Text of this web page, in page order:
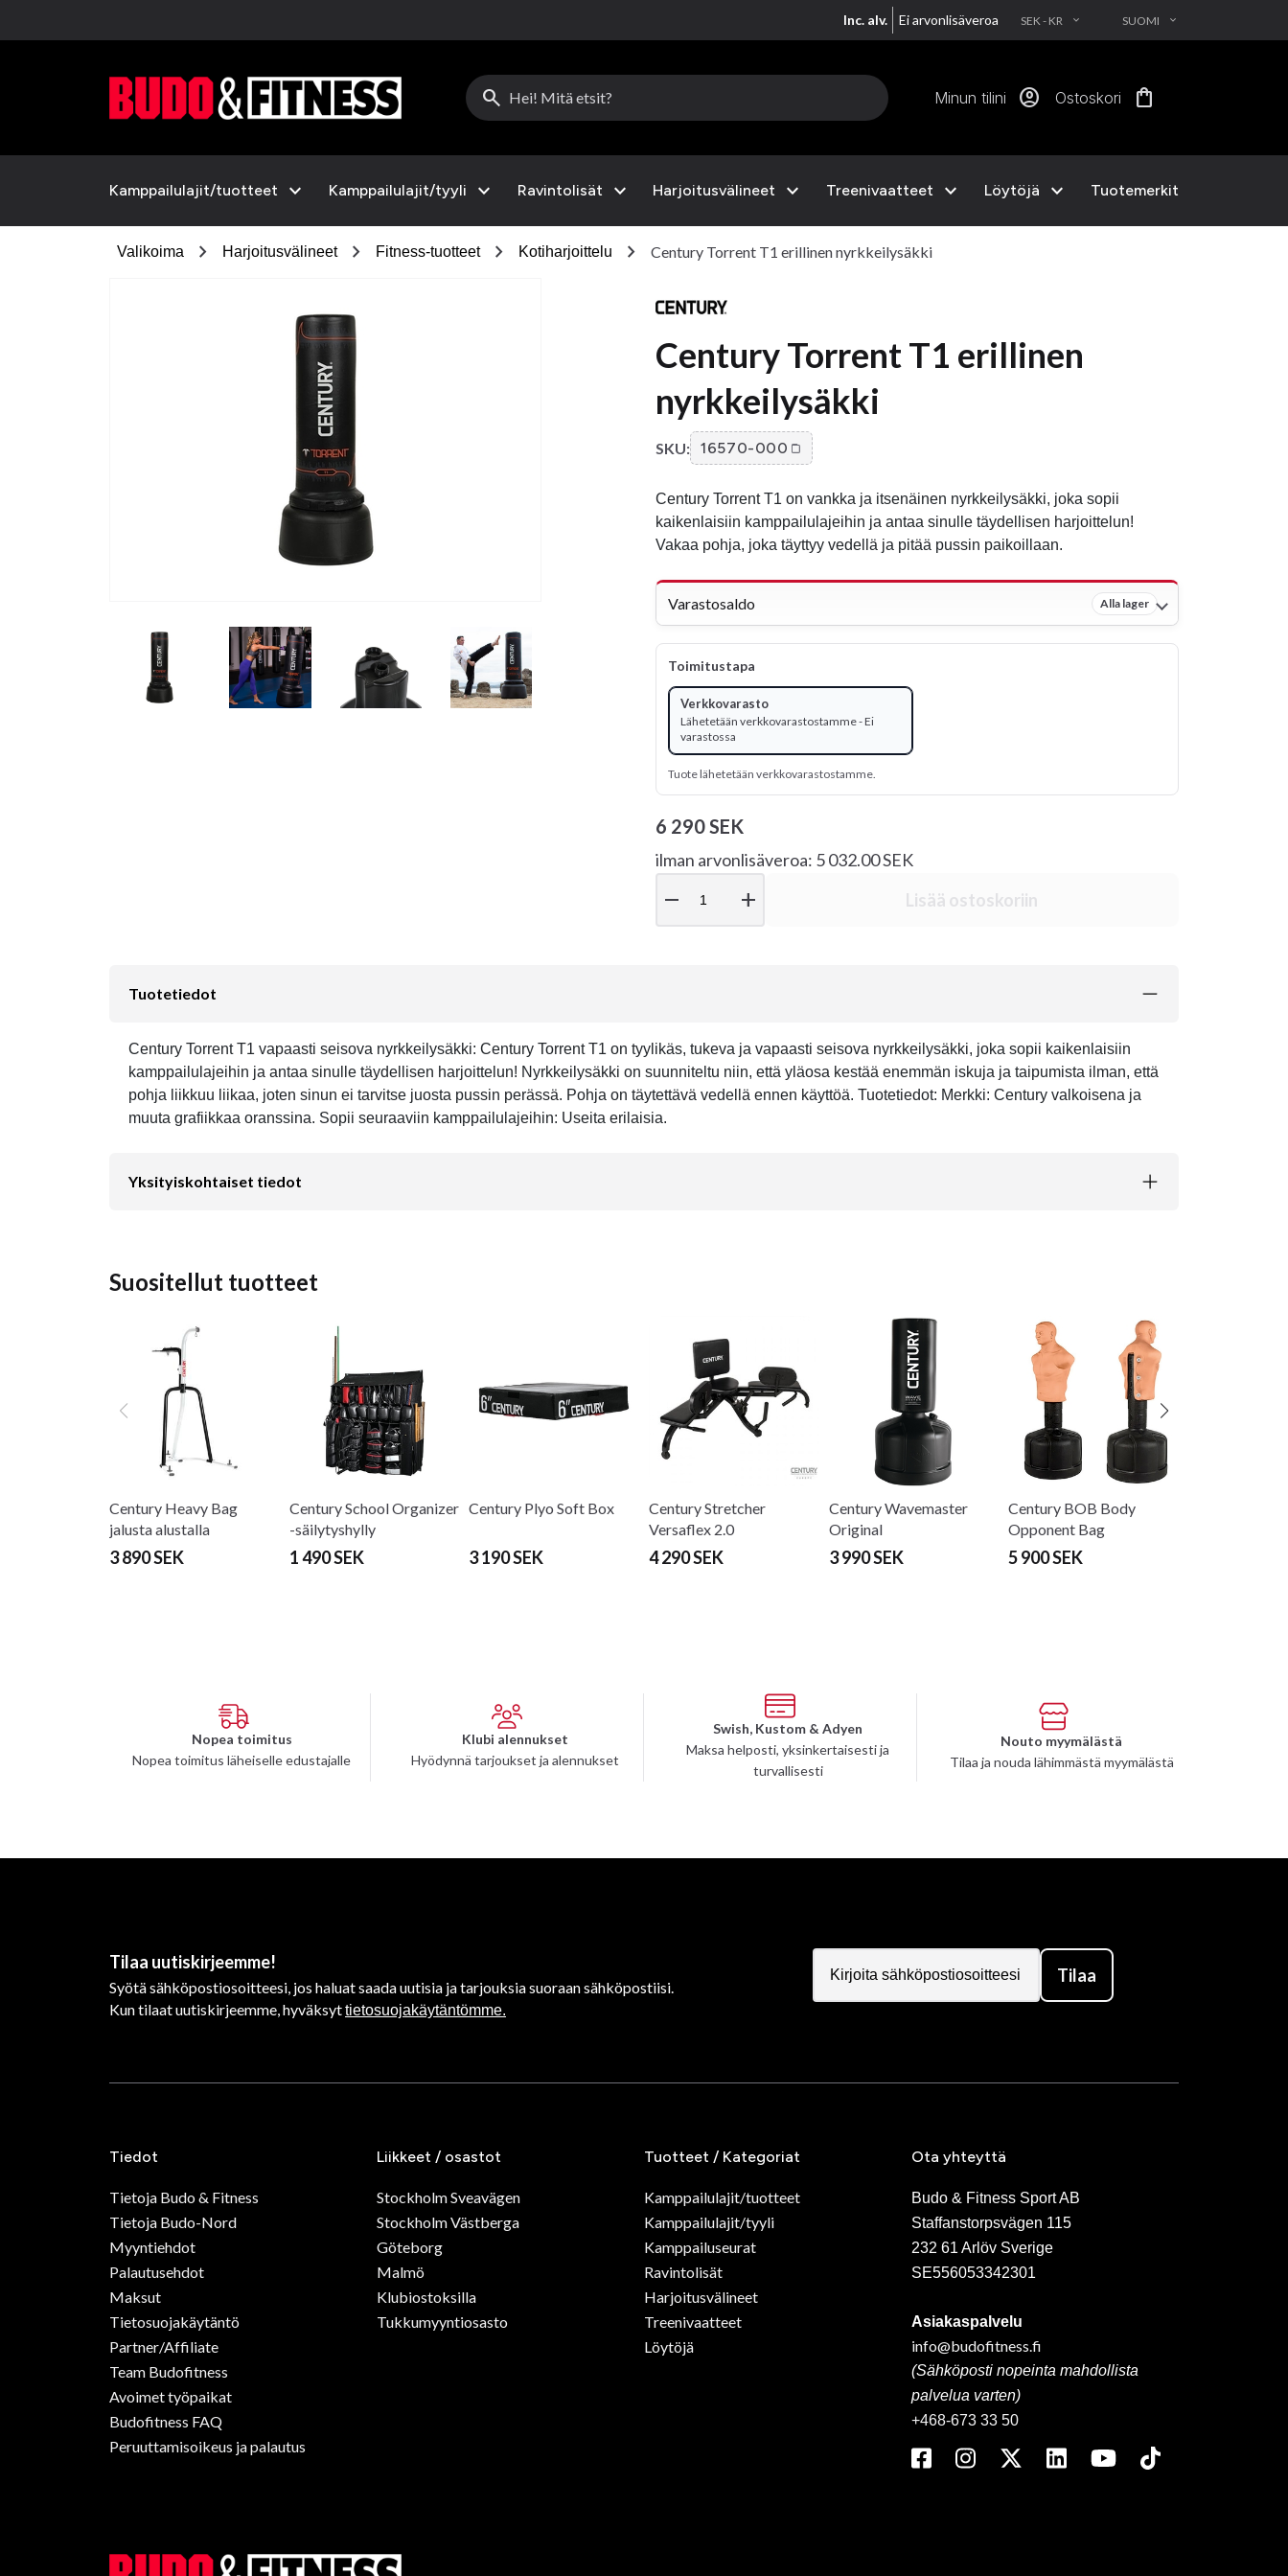
Inc. alv. Ei arvonlisäveroa SEK - KR EXPAND_MORE SUOMI EXPAND_MORE
search Minun tilini account_circle Ostoskori shopping_bag
Kamppailulajit/tuotteet expand_more Kamppailulajit/tyyli expand_more Ravintolisät expand_more Harjoitusvälineet expand_more Treenivaatteet expand_more Löytöjä expand_more Tuotemerkit
Valikoima chevron_right Harjoitusvälineet chevron_right Fitness-tuotteet chevron_right Kotiharjoittelu chevron_right Century Torrent T1 erillinen nyrkkeilysäkki
Century Torrent T1 erillinen
nyrkkeilysäkki
SKU: 16570-000
Century Torrent T1 on vankka ja itsenäinen nyrkkeilysäkki, joka sopii
kaikenlaisiin kamppailulajeihin ja antaa sinulle täydellisen harjoittelun!
Vakaa pohja, joka täyttyy vedellä ja pitää pussin paikoillaan.
Varastosaldo Alla lager
Toimitustapa
Verkkovarasto
Lähetetään verkkovarastostamme - Ei
varastossa
Tuote lähetetään verkkovarastostamme.
6 290 SEK
ilman arvonlisäveroa: 5 032.00 SEK
remove add Lisää ostoskoriin
Tuotetiedot
Century Torrent T1 vapaasti seisova nyrkkeilysäkki: Century Torrent T1 on tyylikäs, tukeva ja vapaasti seisova nyrkkeilysäkki, joka sopii kaikenlaisiin
kamppailulajeihin ja antaa sinulle täydellisen harjoittelun! Nyrkkeilysäkki on suunniteltu niin, että yläosa kestää enemmän iskuja ja taipumista ilman, että
pohja liikkuu liikaa, joten sinun ei tarvitse juosta pussin perässä. Pohja on täytettävä vedellä ennen käyttöä. Tuotetiedot: Merkki: Century valkoisena ja
muuta grafiikkaa oranssina. Sopii seuraaviin kamppailulajeihin: Useita erilaisia.
Yksityiskohtaiset tiedot
Suositellut tuotteet
Century Heavy Bag
jalusta alustalla
3 890 SEK
Century School Organizer
-säilytyshylly
1 490 SEK
Century Plyo Soft Box
3 190 SEK
Century Stretcher
Versaflex 2.0
4 290 SEK
Century Wavemaster
Original
3 990 SEK
Century BOB Body
Opponent Bag
5 900 SEK
Nopea toimitus
Nopea toimitus läheiselle edustajalle
Klubi alennukset
Hyödynnä tarjoukset ja alennukset
Swish, Kustom & Adyen
Maksa helposti, yksinkertaisesti ja
turvallisesti
Nouto myymälästä
Tilaa ja nouda lähimmästä myymälästä
Tilaa uutiskirjeemme!
Syötä sähköpostiosoitteesi, jos haluat saada uutisia ja tarjouksia suoraan sähköpostiisi.
Kun tilaat uutiskirjeemme, hyväksyttietosuojakäytäntömme.
Tilaa
Tiedot
Tietoja Budo & Fitness
Tietoja Budo-Nord
Myyntiehdot
Palautusehdot
Maksut
Tietosuojakäytäntö
Partner/Affiliate
Team Budofitness
Avoimet työpaikat
Budofitness FAQ
Peruuttamisoikeus ja palautus
Liikkeet / osastot
Stockholm Sveavägen
Stockholm Västberga
Göteborg
Malmö
Klubiostoksilla
Tukkumyyntiosasto
Tuotteet / Kategoriat
Kamppailulajit/tuotteet
Kamppailulajit/tyyli
Kamppailuseurat
Ravintolisät
Harjoitusvälineet
Treenivaatteet
Löytöjä
Ota yhteyttä
Budo & Fitness Sport AB
Staffanstorpsvägen 115
232 61 Arlöv Sverige
SE556053342301
Asiakaspalvelu
info@budofitness.fi
(Sähköposti nopeinta mahdollista
palvelua varten)
+468-673 33 50